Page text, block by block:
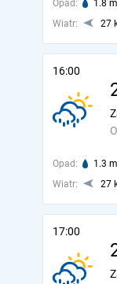
Opad: 1.8
Wiatr:
27
16:00
Opad: 1.3
Wiatr:
27
17:00